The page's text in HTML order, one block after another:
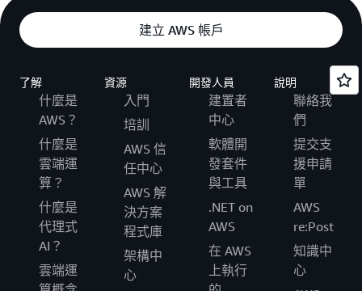
建立 AWS 帳戶
了解
什麼是
AWS？
什麼是
雲端運
算？
什麼是
代理式
AI？
雲端運
資源
入門
培訓
AWS 信
任中心
AWS 解
決方案
程式庫
架構中
心
開發人員
建置者
中心
軟體開
發套件
與工具
.NET on
AWS
在 AWS
上執行
說明
聯絡我
們
提交支
援申請
單
AWS
re:Post
知識中
心